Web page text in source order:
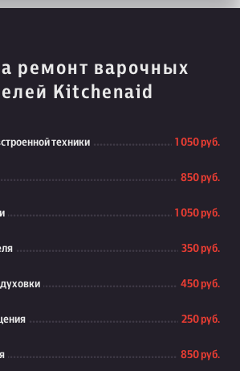
ремонт варочных
Kitchenaid
техники 1 050 руб.
850 руб.
1 050 руб.
350 руб.
450 руб.
250 руб.
850 руб.